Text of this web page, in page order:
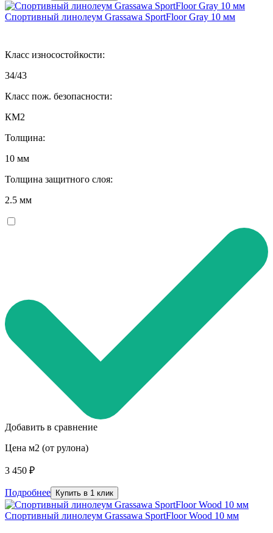
Спортивный линолеум Grassawa SportFloor Gray 10 мм
Класс износостойкости:
34/43
Класс пож. безопасности:
КМ2
Толщина:
10 мм
Толщина защитного слоя:
2.5 мм
Добавить в сравнение
Цена м2 (от рулона)
3 450 ₽
Подробнее Купить в 1 клик
Спортивный линолеум Grassawa SportFloor Wood 10 мм